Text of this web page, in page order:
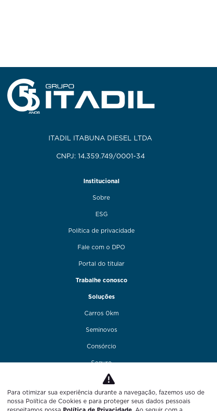
ITADIL ITABUNA DIESEL LTDA
CNPJ: 14.359.749/0001-34
Institucional
Sobre
ESG
Política de privacidade
Fale com o DPO
Portal do titular
Trabalhe conosco
Soluções
Carros 0km
Seminovos
Consórcio
Seguro
Financiamento
Funilaria e pintura
Para otimizar sua experiência durante a navegação, fazemos uso de
nossa Política de Cookies e para proteger seus dados pessoais